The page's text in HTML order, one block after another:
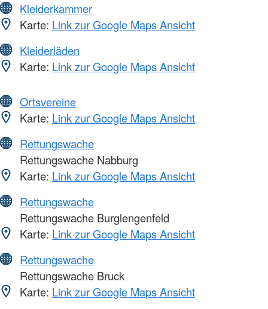
Kleiderkammer
Karte: Link zur Google Maps Ansicht
Kleiderläden
Karte: Link zur Google Maps Ansicht
Ortsvereine
Karte: Link zur Google Maps Ansicht
Rettungswache
Rettungswache Nabburg
Karte: Link zur Google Maps Ansicht
Rettungswache
Rettungswache Burglengenfeld
Karte: Link zur Google Maps Ansicht
Rettungswache
Rettungswache Bruck
Karte: Link zur Google Maps Ansicht